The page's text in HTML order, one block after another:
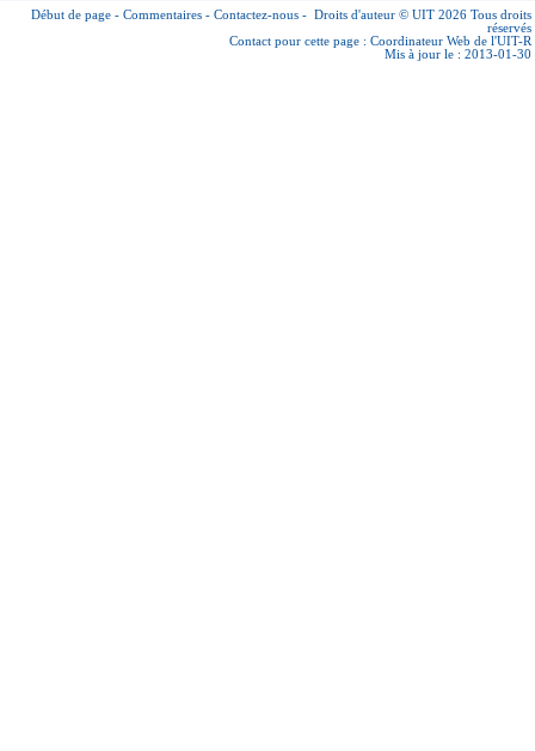
Début de page - Commentaires - Contactez-nous - Droits d'auteur © UIT 2026 Tous droits
réservés
Contact pour cette page : Coordinateur Web de l'UIT-R
Mis à jour le : 2013-01-30